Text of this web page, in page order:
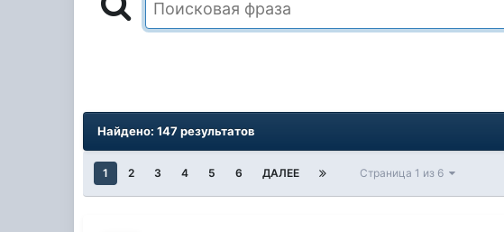
Найдено: 147 результатов
1 2 3 4 5 6 ДАЛЕЕ Страница 1 из 6